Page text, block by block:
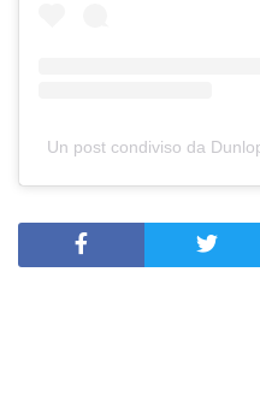
Un post condiviso da